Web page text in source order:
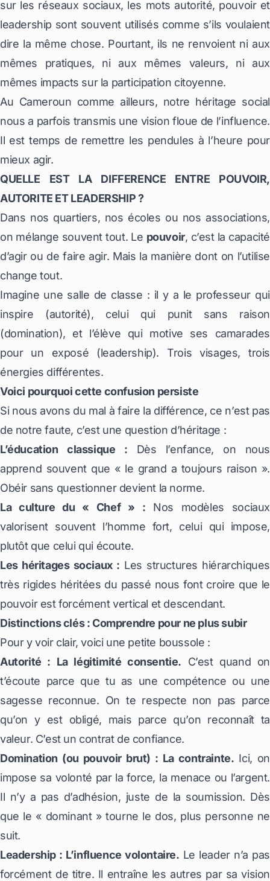
sur les réseaux sociaux, les motsautorité, pouvoiret
leadership sont souvent utilisés comme s’ils voulaient
dire la même chose. Pourtant, ils ne renvoient ni aux
mêmes pratiques, ni aux mêmes valeurs, ni aux
mêmes impacts sur la participation citoyenne.
Au Cameroun comme ailleurs, notre héritage social
nous a parfois transmis une vision floue de l’influence.
Il est temps de remettre les pendules à l’heure pour
mieux agir.
QUELLE EST LA DIFFERENCE ENTRE POUVOIR,
AUTORITE ET LEADERSHIP ?
Dans nos quartiers, nos écoles ou nos associations,
on mélange souvent tout. Le pouvoir, c’est la capacité
d’agir ou de faire agir. Mais la manière dont on l’utilise
change tout.
Imagine une salle de classe : il y a le professeur qui
inspire (autorité), celui qui punit sans raison
(domination), et l’élève qui motive ses camarades
pour un exposé (leadership). Trois visages, trois
énergies différentes.
Voici pourquoi cette confusion persiste
Si nous avons du mal à faire la différence, ce n’est pas
de notre faute, c’est une question d’héritage :
L’éducation classique : Dès l’enfance, on nous
apprend souvent que « le grand a toujours raison ».
Obéir sans questionner devient la norme.
La culture du « Chef » : Nos modèles sociaux
valorisent souvent l’homme fort, celui qui impose,
plutôt que celui qui écoute.
Les héritages sociaux : Les structures hiérarchiques
très rigides héritées du passé nous font croire que le
pouvoir est forcément vertical et descendant.
Distinctions clés : Comprendre pour ne plus subir
Pour y voir clair, voici une petite boussole :
Autorité : La légitimité consentie. C’est quand on
t’écoute parce que tu as une compétence ou une
sagesse reconnue. On te respecte non pas parce
qu’on y est obligé, mais parce qu’on reconnaît ta
valeur. C’est un contrat de confiance.
Domination (ou pouvoir brut) : La contrainte. Ici, on
impose sa volonté par la force, la menace ou l’argent.
Il n’y a pas d’adhésion, juste de la soumission. Dès
que le « dominant » tourne le dos, plus personne ne
suit.
Leadership : L’influence volontaire. Le leader n’a pas
forcément de titre. Il entraîne les autres par sa vision